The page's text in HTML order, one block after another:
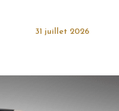
31 juillet 2026